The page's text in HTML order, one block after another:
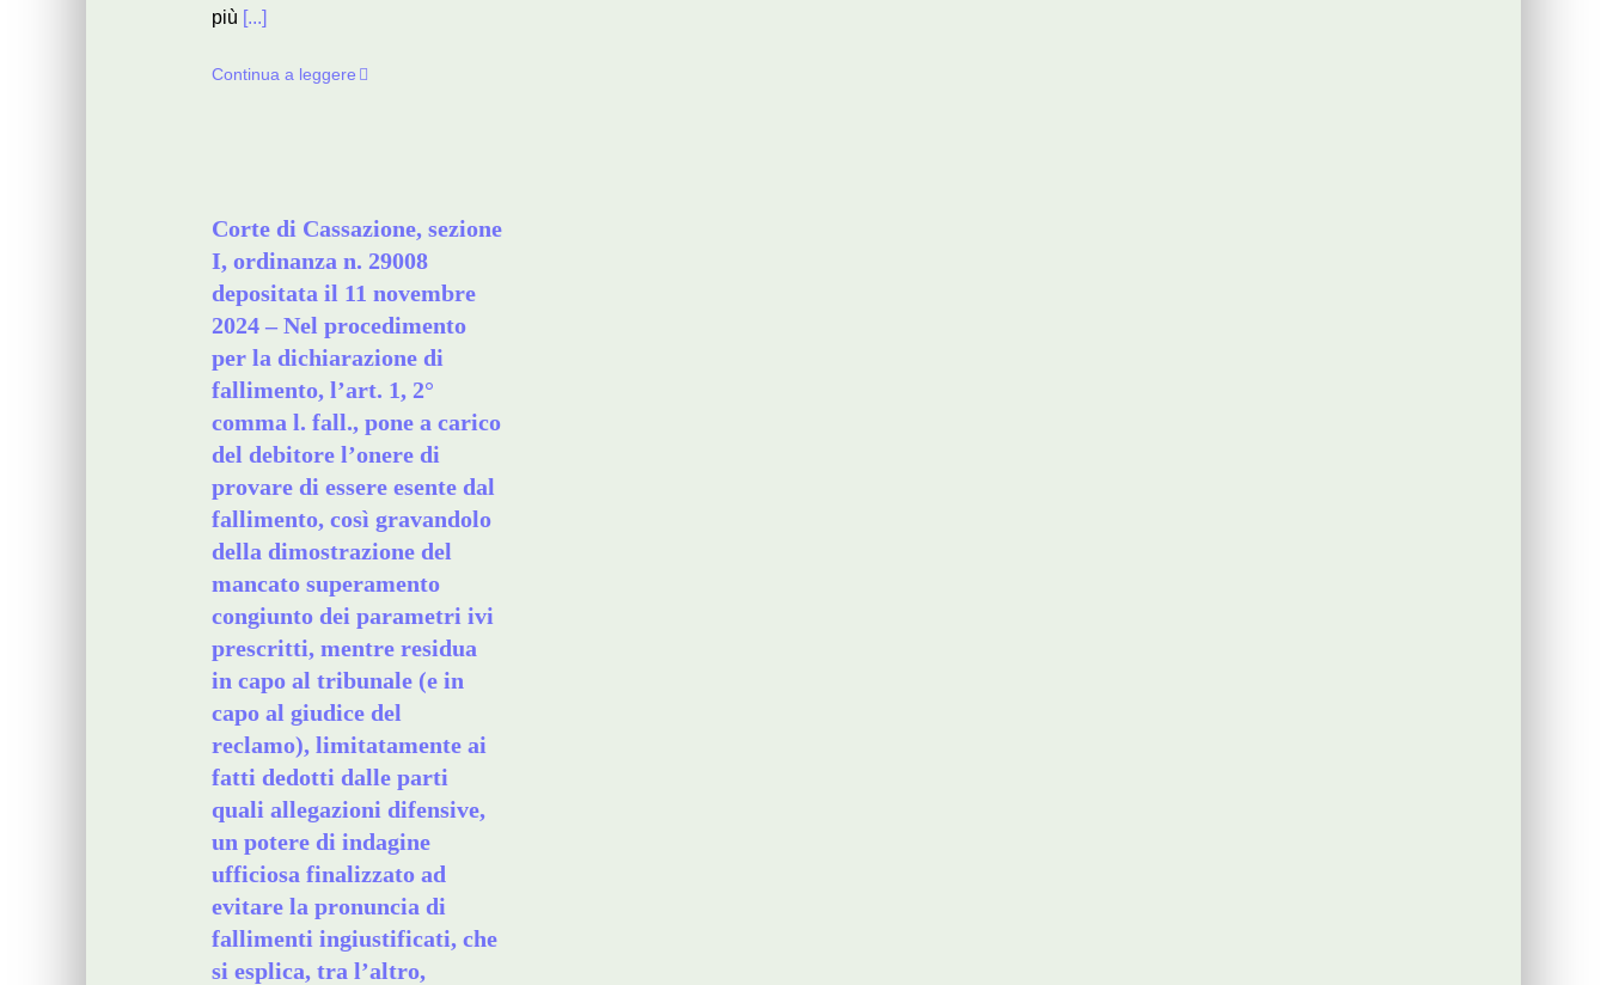
più [...]
Continua a leggere
Corte di Cassazione, sezione
I, ordinanza n. 29008
depositata il 11 novembre
2024 – Nel procedimento
per la dichiarazione di
fallimento, l’art. 1, 2°
comma l. fall., pone a carico
del debitore l’onere di
provare di essere esente dal
fallimento, così gravandolo
della dimostrazione del
mancato superamento
congiunto dei parametri ivi
prescritti, mentre residua
in capo al tribunale (e in
capo al giudice del
reclamo), limitatamente ai
fatti dedotti dalle parti
quali allegazioni difensive,
un potere di indagine
ufficiosa finalizzato ad
evitare la pronuncia di
fallimenti ingiustificati, che
si esplica, tra l’altro,